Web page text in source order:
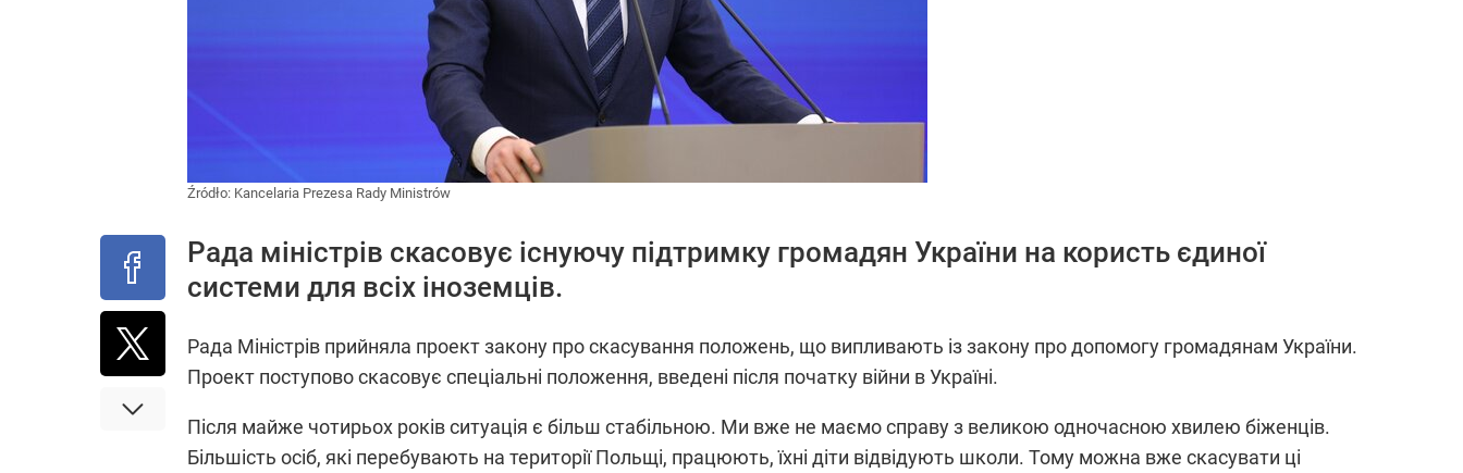
Źródło: Kancelaria Prezesa Rady Ministrów
Рада міністрів скасовує існуючу підтримку громадян України на користь єдиної
системи для всіх іноземців.
Рада Міністрів прийняла проект закону про скасування положень, що випливають із закону про допомогу громадянам України.
Проект поступово скасовує спеціальні положення, введені після початку війни в Україні.
Після майже чотирьох років ситуація є більш стабільною. Ми вже не маємо справу з великою одночасною хвилею біженців.
Більшість осіб, які перебувають на території Польщі, працюють, їхні діти відвідують школи. Тому можна вже скасувати ці